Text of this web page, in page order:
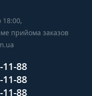
18:00,
прийома заказов
11-88
11-88
11-88